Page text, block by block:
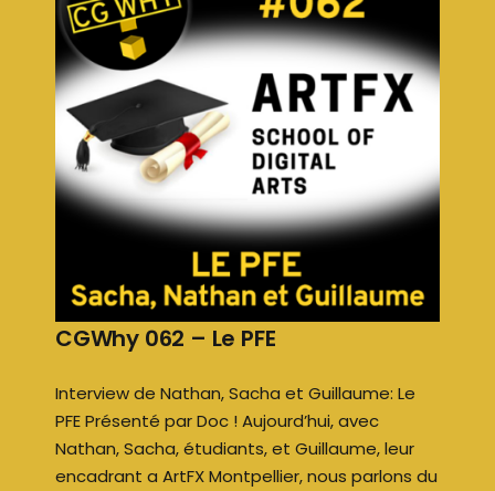
CGWhy 062 – Le PFE
Interview de Nathan, Sacha et Guillaume: Le
PFE Présenté par Doc ! Aujourd’hui, avec
Nathan, Sacha, étudiants, et Guillaume, leur
encadrant a ArtFX Montpellier, nous parlons du